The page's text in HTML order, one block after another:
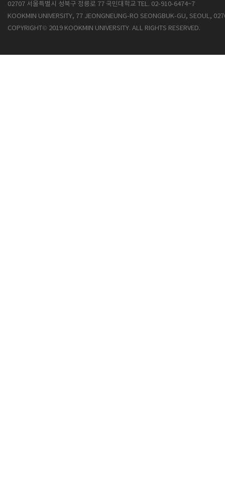
02707 서울특별시 성북구 정릉로 77 국민대학교 TEL. 02-910-6474~7
KOOKMIN UNIVERSITY, 77 JEONGNEUNG-RO SEONGBUK-GU, SEOUL,
COPYRIGHT© 2019 KOOKMIN UNIVERSITY. ALL RIGHTS RESERVED.